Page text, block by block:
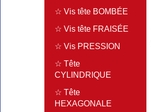
☆ Vis tête BOMBÉE
☆ Vis tête FRAISÉE
☆ Vis PRESSION
☆ Tête
CYLINDRIQUE
☆ Tête
HEXAGONALE